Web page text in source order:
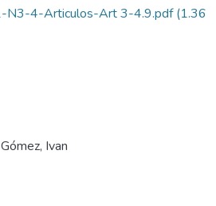
N3-4-Articulos-Art 3-4.9.pdf(1.36
Ivan